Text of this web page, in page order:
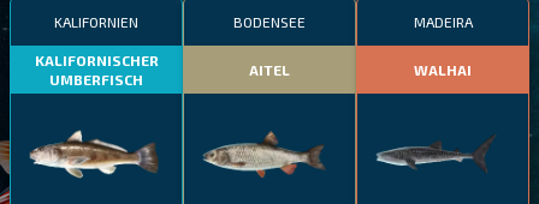
KALIFORNIEN
KALIFORNISCHER
UMBERFISCH
BODENSEE
AITEL
MADEIRA
WALHAI